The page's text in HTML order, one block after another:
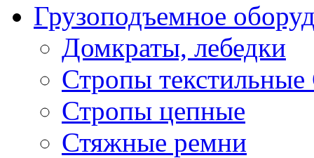
Грузоподъемное
Домкраты, лебедки
Стропы
Стропы цепные
Стяжные ремни